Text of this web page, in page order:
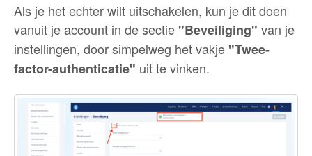
Als je het echter wilt uitschakelen, kun je dit doen
vanuit je account in de sectie "Beveiliging" van je
instellingen, door simpelweg het vakje "Twee-
factor-authenticatie" uit te vinken.